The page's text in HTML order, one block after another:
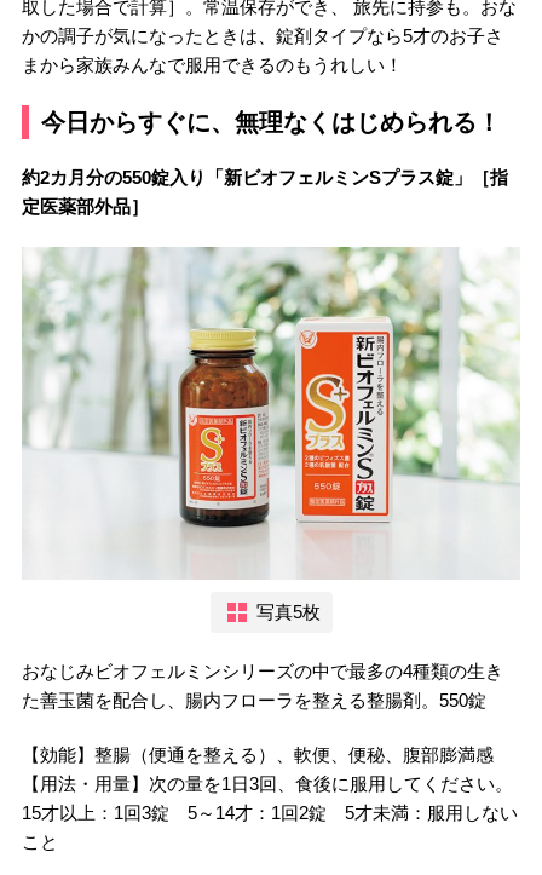
取した場合で計算］。常温保存ができ、 旅先に持参も。おな
かの調子が気になったときは、錠剤タイプなら5才のお子さ
まから家族みんなで服用できるのもうれしい！
今日からすぐに、無理なくはじめられる！
約2カ月分の550錠入り「新ビオフェルミンSプラス錠」［指
定医薬部外品］
写真5枚
おなじみビオフェルミンシリーズの中で最多の4種類の生き
た善玉菌を配合し、腸内フローラを整える整腸剤。550錠
【効能】整腸（便通を整える）、軟便、便秘、腹部膨満感
【用法・用量】次の量を1日3回、食後に服用してください。
15才以上：1回3錠 5～14才：1回2錠 5才未満：服用しない
こと